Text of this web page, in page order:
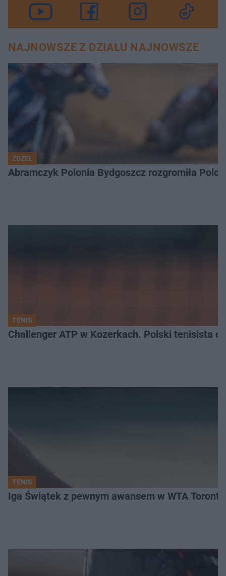
NAJNOWSZE Z DZIAŁU NAJNOWSZE
ŻUŻEL
Abramczyk Polonia Bydgoszcz rozgromiła
TENIS
Challenger ATP w Kozerkach. Polski tenisista
TENIS
Iga Świątek z pewnym awansem w WTA